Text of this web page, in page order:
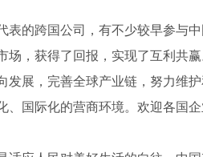
表的跨国公司，有不少较早参与
场，获得了回报，实现了互利共
发展，完善全球产业链，努力维
、国际化的营商环境。欢迎各国